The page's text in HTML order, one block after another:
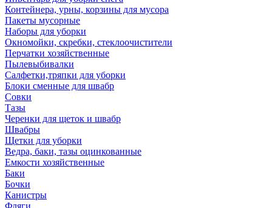
Контейнера, урны, корзины для мусора
Пакеты мусорные
Наборы для уборки
Окномойки, скребки, стеклоочистители
Перчатки хозяйственные
Пылевыбивалки
Салфетки,тряпки для уборки
Блоки сменные для швабр
Совки
Тазы
Черенки для щеток и швабр
Швабры
Щетки для уборки
Ведра, баки, тазы оцинкованные
Емкости хозяйственные
Баки
Бочки
Канистры
Фляги